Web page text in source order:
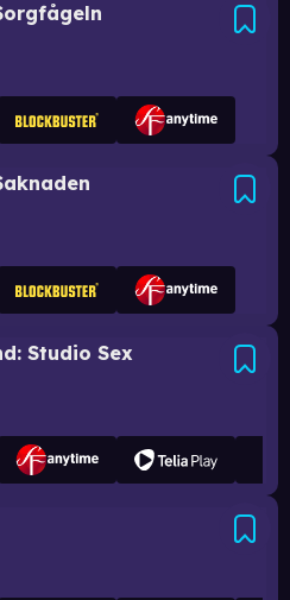
Studio Sex